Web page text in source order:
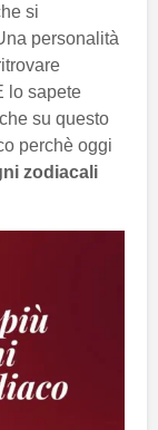
si
personalità
lo sapete
su questo
perchè oggi
zodiacali